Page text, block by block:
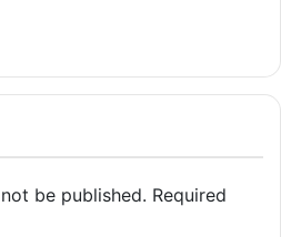
be published. Required